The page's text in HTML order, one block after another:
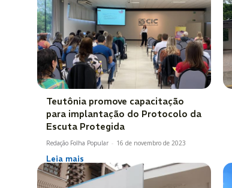
Teutônia promove capacitação
para implantação do Protocolo da
Escuta Protegida
Redação Folha Popular - 16 de novembro de 2023
Leia mais